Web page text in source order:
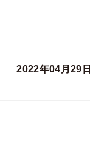
2022年04月29日